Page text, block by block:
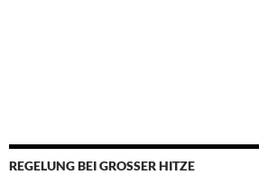
REGELUNG BEI GROSSER HITZE